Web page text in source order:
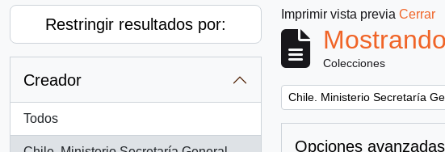
Restringir resultados por:
Creador
Todos
Imprimir vista previa Cerrar
Colecciones
Remove filter:
Chile. Ministerio Secretaría
Opciones